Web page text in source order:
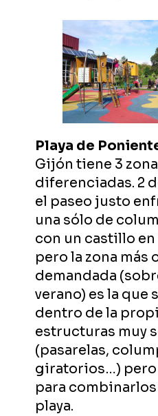
Playa de
Gijón tiene 3
diferenciadas. 2
el paseo justo
una sólo de
con un castillo
pero la zona más
demandada
verano) es la que
dentro de la
estructuras muy
(pasarelas,
giratorios…)
para
playa.